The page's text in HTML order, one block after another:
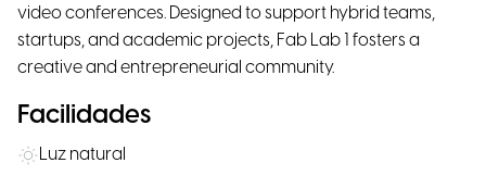
video conferences. Designed to support hybrid teams,
startups, and academic projects, Fab Lab 1 fosters a
creative and entrepreneurial community.
Facilidades
Luz natural